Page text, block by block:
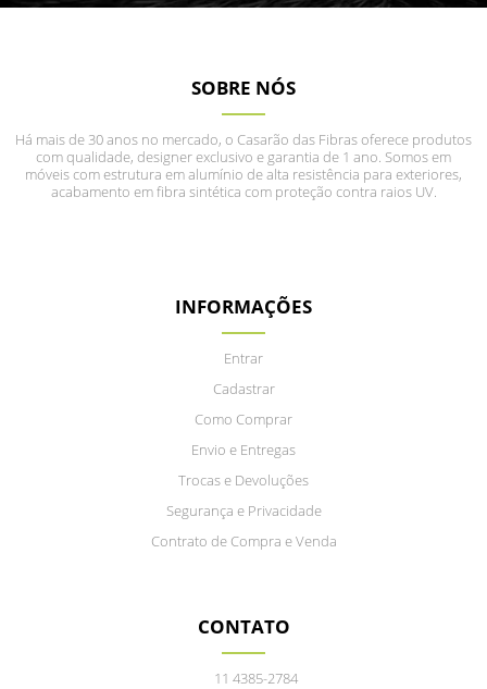
SOBRE NÓS
Há mais de 30 anos no mercado, o Casarão das Fibras oferece produtos
com qualidade, designer exclusivo e garantia de 1 ano. Somos em
móveis com estrutura em alumínio de alta resistência para exteriores,
acabamento em fibra sintética com proteção contra raios UV.
INFORMAÇÕES
Entrar
Cadastrar
Como Comprar
Envio e Entregas
Trocas e Devoluções
Segurança e Privacidade
Contrato de Compra e Venda
CONTATO
11 4385-2784